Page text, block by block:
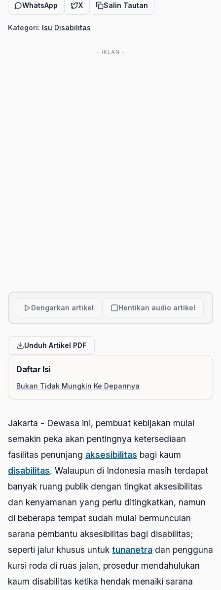
WhatsApp X Salin Tautan
Kategori: Isu Disabilitas
- IKLAN -
Dengarkan artikel Hentikan audio artikel
Unduh Artikel PDF
Daftar Isi
Bukan Tidak Mungkin Ke Depannya
Jakarta - Dewasa ini, pembuat kebijakan mulai
semakin peka akan pentingnya ketersediaan
fasilitas penunjang aksesibilitas bagi kaum
disabilitas. Walaupun di Indonesia masih terdapat
banyak ruang publik dengan tingkat aksesibilitas
dan kenyamanan yang perlu ditingkatkan, namun
di beberapa tempat sudah mulai bermunculan
sarana pembantu aksesibilitas bagi disabilitas;
seperti jalur khusus untuk tunanetra dan pengguna
kursi roda di ruas jalan, prosedur mendahulukan
kaum disabilitas ketika hendak menaiki sarana